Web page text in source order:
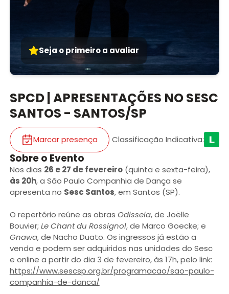
Seja o primeiro a avaliar
SPCD | APRESENTAÇÕES NO SESC
SANTOS - SANTOS/SP
Marcar presença Classificação Indicativa:
Sobre o Evento
Nos dias 26 e 27 de fevereiro(quinta e sexta-feira),
às 20h, a São Paulo Companhia de Dança se
apresenta no Sesc Santos, em Santos (SP).
O repertório reúne as obras Odisseia, de Joëlle
Bouvier; Le Chant du Rossignol, de Marco Goecke; e
Gnawa, de Nacho Duato. Os ingressos já estão a
venda e podem ser adquiridos nas unidades do Sesc
e online a partir do dia 3 de fevereiro, às 17h, pelo link:
https://www.sescsp.org.br/programacao/sao-paulo-
companhia-de-danca/